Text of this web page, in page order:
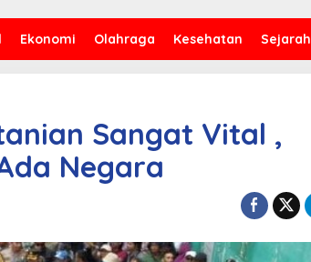
Ekonomi Olahraga Kesehatan Sejarah
Sangat Vital ,
Negara